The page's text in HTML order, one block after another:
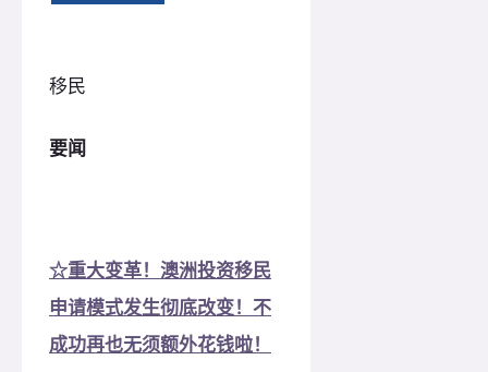
移民
要闻
☆重大变革！澳洲投资移民
申请模式发生彻底改变！不
成功再也无须额外花钱啦！